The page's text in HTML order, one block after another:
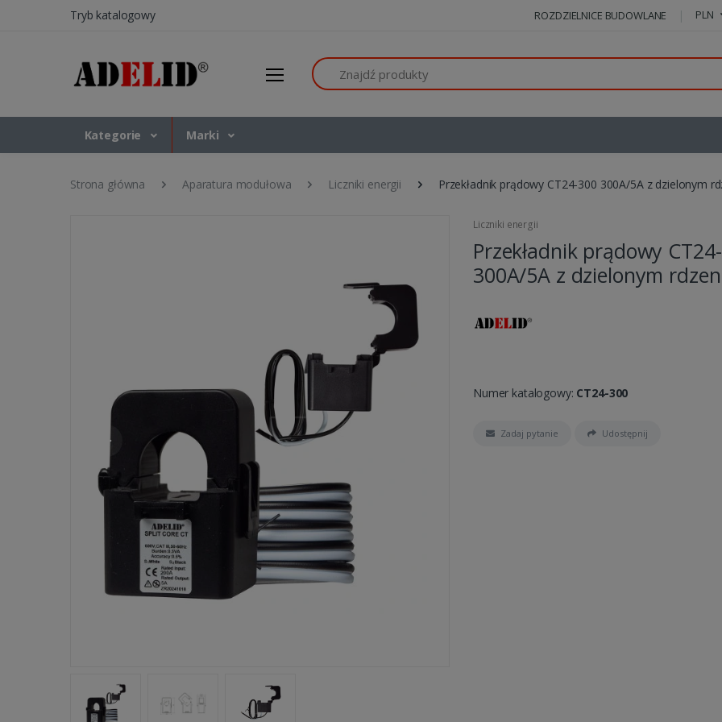
Tryb katalogowy ROZDZIELNICE BUDOWLANE PLN
Szukaj
Kategorie Marki
Strona główna Aparatura modułowa Liczniki energii Przekładnik prądowy CT24-300 300A/5A z dzielonym
Liczniki energii
Przekładnik prądowy
300A/5A z dzielonym
Numer katalogowy: CT24-300
Zadaj pytanie Udostępnij